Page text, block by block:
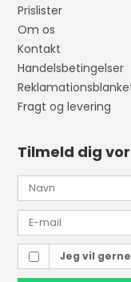
Prislister
Om os
Kontakt
Handelsbetingelser
Fragt og levering
Tilmeld dig
Jeg vil